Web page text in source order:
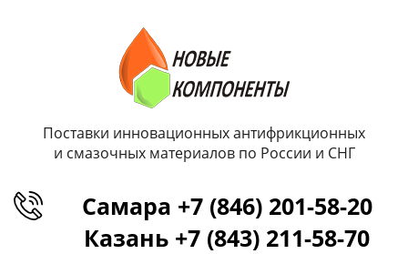
Поставки инновационных антифрикционных
и смазочных материалов по России и СНГ
Самара +7 (846) 201-58-20
Казань +7 (843) 211-58-70